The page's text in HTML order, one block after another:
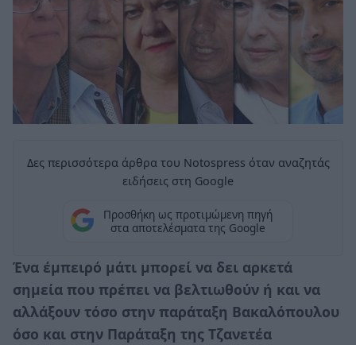
Δες περισσότερα άρθρα του Notospress όταν αναζητάς
ειδήσεις στη Google
Προσθήκη ως προτιμώμενη πηγή
στα αποτελέσματα της Google
Ένα έμπειρό μάτι μπορεί να δει αρκετά
σημεία που πρέπει να βελτιωθούν ή και να
αλλάξουν τόσο στην παράταξη Βακαλόπουλου
όσο και στην Παράταξη της Τζανετέα